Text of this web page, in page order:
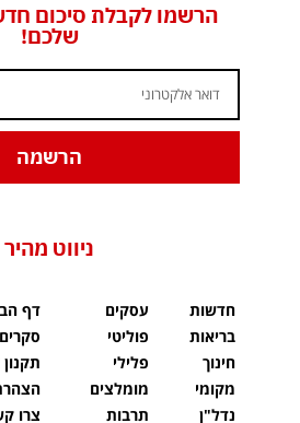
הרשמו לקבלת סיכום
שלכם!
הרשמה
ניווט מהיר
חדשות
בריאות
חינוך
מקומי
נדל"ן
עסקים
פוליטי
פלילי
מומלצים
תרבות
דף
סקרים
צרו